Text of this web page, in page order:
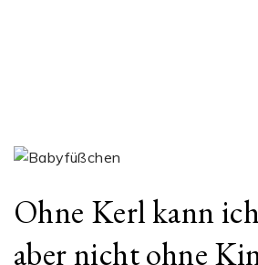
Ohne Kerl kann
aber nicht ohne